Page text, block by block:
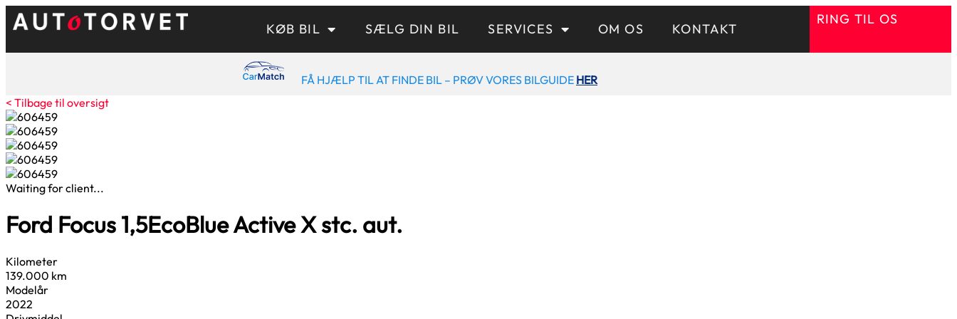
KØB BIL SÆLG DIN BIL SERVICES OM OS KONTAKT
RING TIL OS
FÅ HJÆLP TIL AT FINDE BIL – PRØV VORES BILGUIDE HER
< Tilbage til oversigt
Waiting for client...
Ford Focus 1,5EcoBlue Active X stc. aut.
Kilometer
139.000 km
Modelår
2022